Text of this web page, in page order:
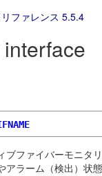
ファレンス 5.5.4
ブファイバーモニタ
アラーム（検出）状